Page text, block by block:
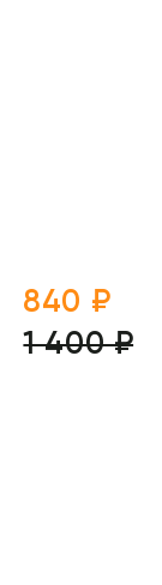
840 ₽
1 400 ₽